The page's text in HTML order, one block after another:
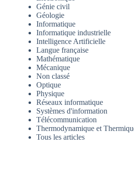
Génie civil
Géologie
Informatique
Informatique industrielle
Intelligence Artificielle
Langue française
Mathématique
Mécanique
Non classé
Optique
Physique
Réseaux informatique
Systèmes d'information
Télécommunication
Thermodynamique et
Tous les articles